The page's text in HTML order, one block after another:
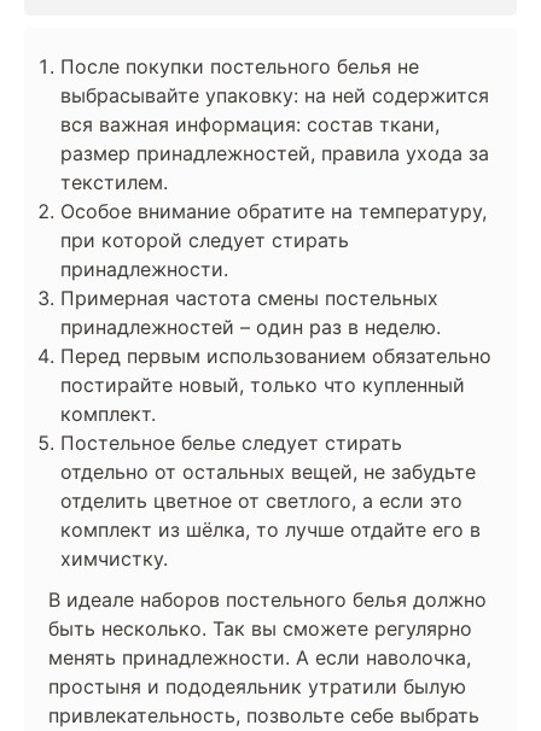
После покупки постельного белья не
выбрасывайте упаковку: на ней содержится
вся важная информация: состав ткани,
размер принадлежностей, правила ухода за
текстилем.
Особое внимание обратите на температуру,
при которой следует стирать
принадлежности.
Примерная частота смены постельных
принадлежностей – один раз в неделю.
Перед первым использованием обязательно
постирайте новый, только что купленный
комплект.
Постельное белье следует стирать
отдельно от остальных вещей, не забудьте
отделить цветное от светлого, а если это
комплект из шёлка, то лучше отдайте его в
химчистку.
В идеале наборов постельного белья должно
быть несколько. Так вы сможете регулярно
менять принадлежности. А если наволочка,
простыня и пододеяльник утратили былую
привлекательность, позвольте себе выбрать